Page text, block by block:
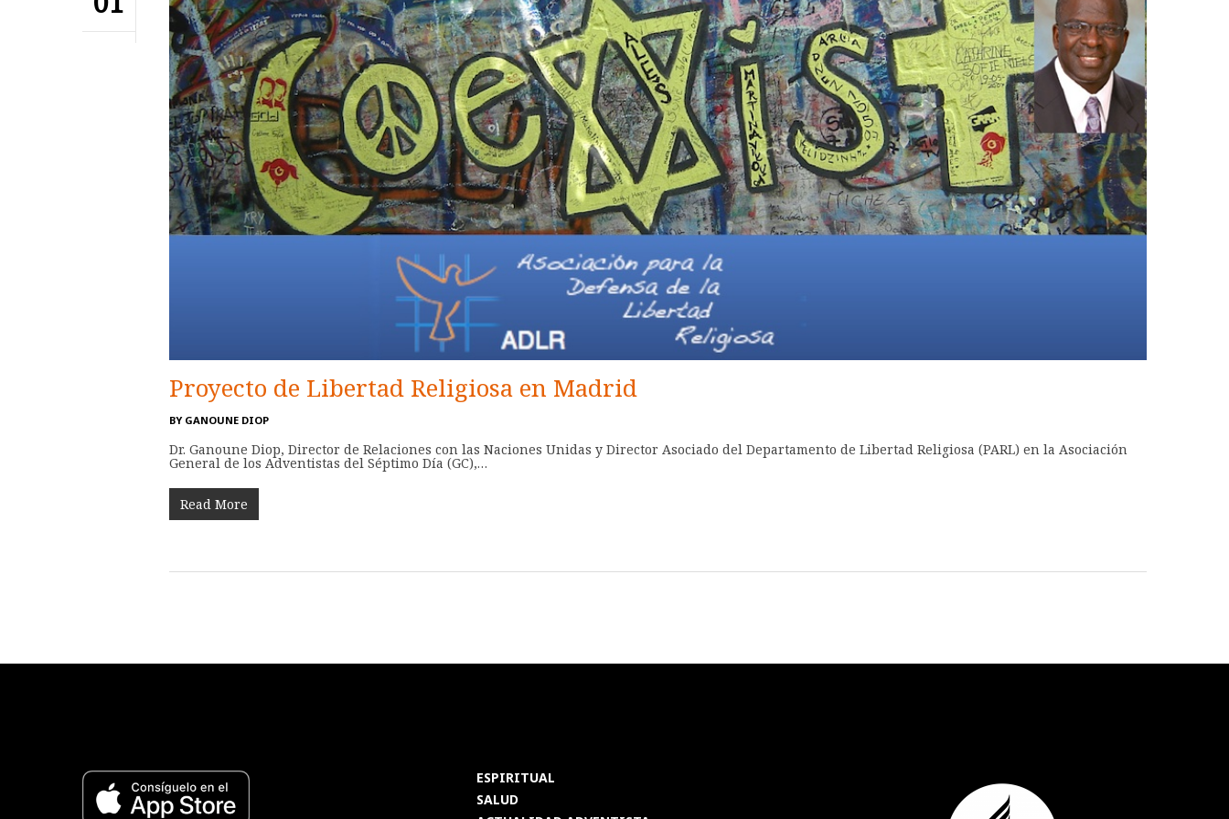
Proyecto de Libertad Religiosa en Madrid
BY GANOUNE DIOP
Dr. Ganoune Diop, Director de Relaciones con las Naciones Unidas y Director Asociado del Departamento de Libertad Religiosa (PARL) en la Asociación
General de los Adventistas del Séptimo Día (GC),…
Read More
ESPIRITUAL
SALUD